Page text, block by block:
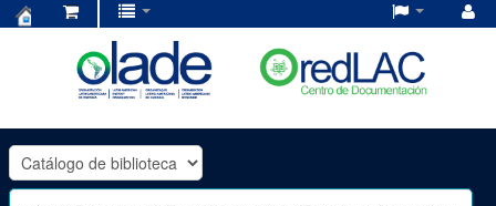
OLADE
-